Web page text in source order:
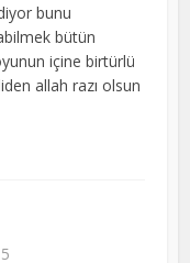
bunu
bütün
içine birtürlü
allah razı olsun